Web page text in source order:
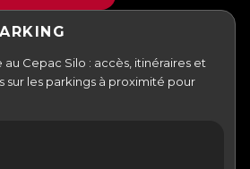
Cepac Silo : accès, itinéraires et
sur les parkings à proximité pour